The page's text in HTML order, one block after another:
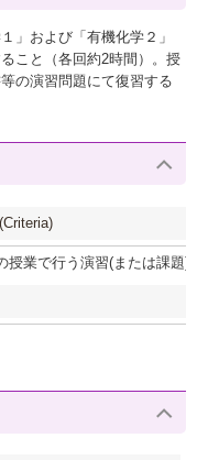
」および「有機化学２」
こと（各回約2時間）。授
の演習問題にて復習する
授業で行う演習(または課題